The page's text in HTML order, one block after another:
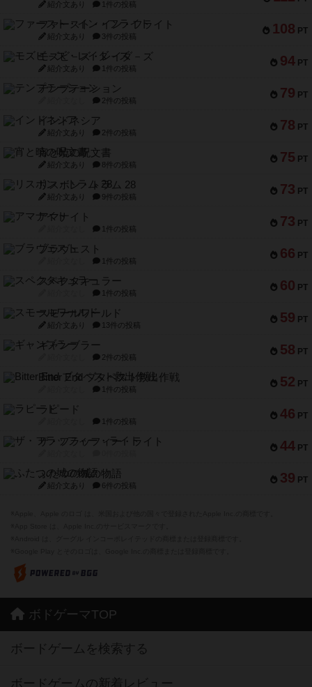
紹介文あり 1件の投稿
108 PT
ファースト・イン・フライト
紹介文あり 3件の投稿
94 PT
モズビ－ズ・レイダ－ズ
紹介文あり 1件の投稿
79 PT
テンプテーション
2件の投稿
78 PT
インドネシア
紹介文あり 2件の投稿
75 PT
宵と暁の呪文書
紹介文あり 8件の投稿
73 PT
リスボン・トラム 28
紹介文あり 9件の投稿
73 PT
アマナイト
1件の投稿
66 PT
ブラヴェスト
1件の投稿
60 PT
スペクタキュラー
1件の投稿
59 PT
スモールワールド
紹介文あり 13件の投稿
58 PT
ギャンブラー
2件の投稿
52 PT
Bitter End ブタペスト救出作戦
1件の投稿
46 PT
ラピード
1件の投稿
44 PT
ザ・フラッフィー・ライト
39 PT
ふたつの城の物語
紹介文あり 6件の投稿
ボドゲーマTOP
ボードゲームを検索する
ボードゲームの新着レビュー